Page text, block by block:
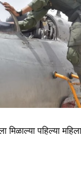
मिळाल्या पहिल्या